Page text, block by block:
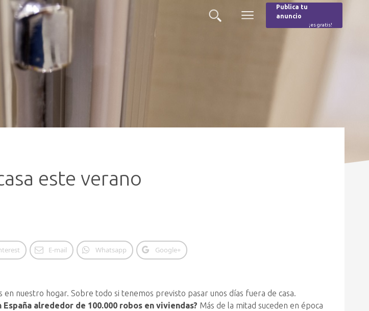
Buscar
Menú
Publica tu
anuncio
¡es gratis!
este verano
E-mail Whatsapp Google+
nuestro hogar. Sobre todo si tenemos previsto pasar unos días fuera de casa.
alrededor de 100.000 robos en viviendas? Más de la mitad suceden en época